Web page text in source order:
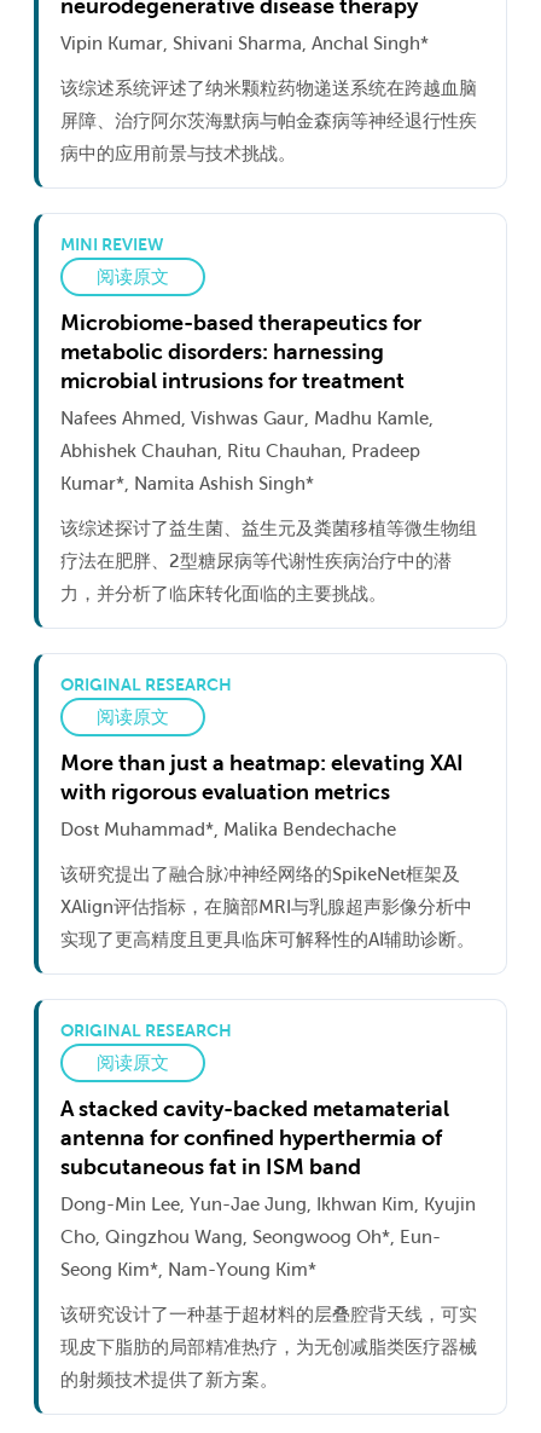
neurodegenerative disease therapy
Vipin Kumar, Shivani Sharma, Anchal Singh*
该综述系统评述了纳米颗粒药物递送系统在跨越血脑
屏障、治疗阿尔茨海默病与帕金森病等神经退行性疾
病中的应用前景与技术挑战。
MINI REVIEW
阅读原文
Microbiome-based therapeutics for
metabolic disorders: harnessing
microbial intrusions for treatment
Nafees Ahmed, Vishwas Gaur, Madhu Kamle,
Abhishek Chauhan, Ritu Chauhan, Pradeep
Kumar*, Namita Ashish Singh*
该综述探讨了益生菌、益生元及粪菌移植等微生物组
疗法在肥胖、2型糖尿病等代谢性疾病治疗中的潜
力，并分析了临床转化面临的主要挑战。
ORIGINAL RESEARCH
阅读原文
More than just a heatmap: elevating XAI
with rigorous evaluation metrics
Dost Muhammad*, Malika Bendechache
该研究提出了融合脉冲神经网络的SpikeNet框架及
XAlign评估指标，在脑部MRI与乳腺超声影像分析中
实现了更高精度且更具临床可解释性的AI辅助诊断。
ORIGINAL RESEARCH
阅读原文
A stacked cavity-backed metamaterial
antenna for confined hyperthermia of
subcutaneous fat in ISM band
Dong-Min Lee, Yun-Jae Jung, Ikhwan Kim, Kyujin
Cho, Qingzhou Wang, Seongwoog Oh*, Eun-
Seong Kim*, Nam-Young Kim*
该研究设计了一种基于超材料的层叠腔背天线，可实
现皮下脂肪的局部精准热疗，为无创减脂类医疗器械
的射频技术提供了新方案。